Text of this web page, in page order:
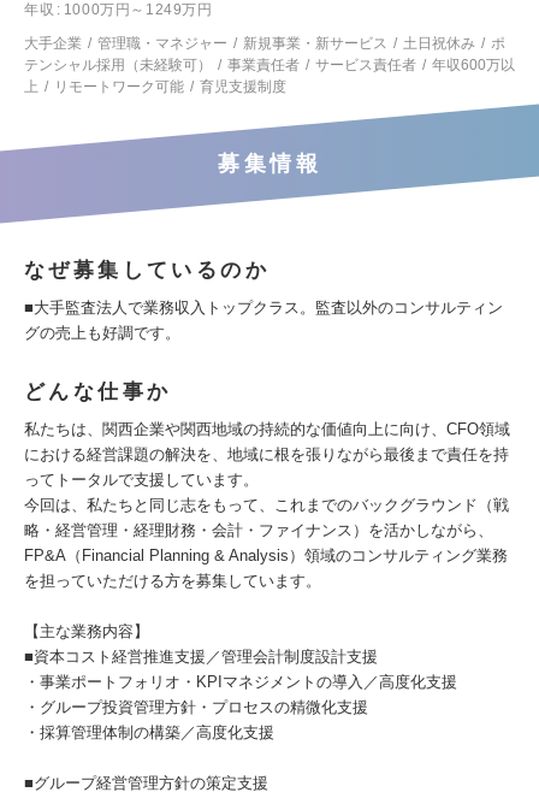
年収
1000万円～1249万円
大手企業
管理職・マネジャー 新規事業・新サービス 土日祝休み
ポ
テンシャル採用（未経験可）
事業責任者 サービス責任者
年収600万以
上
リモートワーク可能 育児支援制度
募集情報
なぜ募集しているのか
■大手監査法人で業務収入トップクラス。監査以外のコンサルティン
グの売上も好調です。
どんな仕事か
私たちは、関西企業や関西地域の持続的な価値向上に向け、CFO領域
における経営課題の解決を、地域に根を張りながら最後まで責任を持
ってトータルで支援しています。
今回は、私たちと同じ志をもって、これまでのバックグラウンド（戦
略・経営管理・経理財務・会計・ファイナンス）を活かしながら、
FP&A（Financial Planning & Analysis）領域のコンサルティング業務
を担っていただける方を募集しています。
【主な業務内容】
■資本コスト経営推進支援／管理会計制度設計支援
・事業ポートフォリオ・KPIマネジメントの導入／高度化支援
・グループ投資管理方針・プロセスの精微化支援
・採算管理体制の構築／高度化支援
■グループ経営管理方針の策定支援